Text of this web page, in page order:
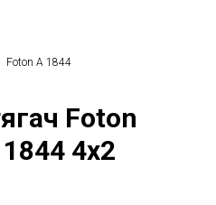
Foton A 1844
Foton
4x2